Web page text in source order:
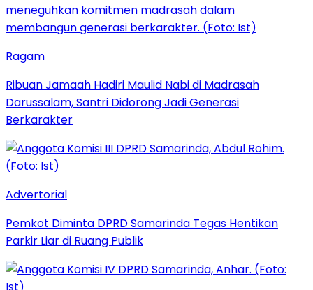
Ragam
Ribuan Jamaah Hadiri Maulid Nabi di Madrasah
Darussalam, Santri Didorong Jadi Generasi
Berkarakter
Advertorial
Pemkot Diminta DPRD Samarinda Tegas Hentikan
Parkir Liar di Ruang Publik